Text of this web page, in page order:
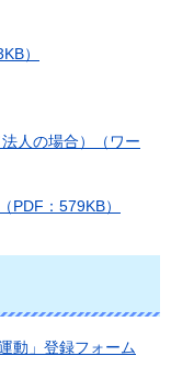
）
人の場合）（ワー
PDF：579KB）
動」登録フォーム